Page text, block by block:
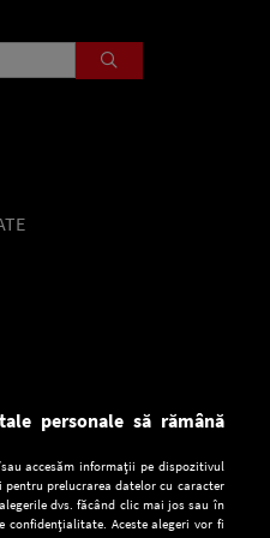
FM pentru smartphone:
personale să rămână
accesăm informații pe dispozitivul
prelucrarea datelor cu caracter
dvs. făcând clic mai jos sau în
confidențialitate. Aceste alegeri vor fi